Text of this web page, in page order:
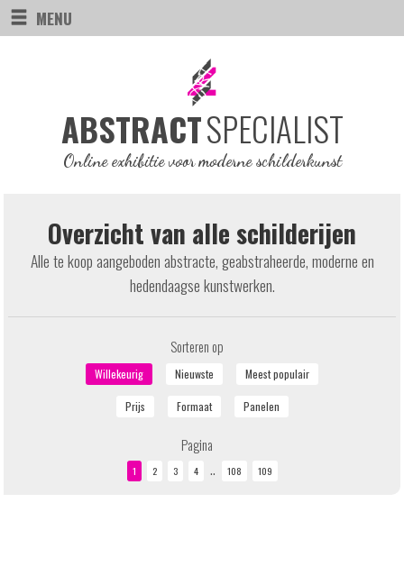
MENU
ABSTRACTSPECIALIST
Online exhibitie voor moderne schilderkunst
Overzicht van alle schilderijen
Alle te koop aangeboden abstracte, geabstraheerde, moderne en
hedendaagse kunstwerken.
Sorteren op
Pagina
..